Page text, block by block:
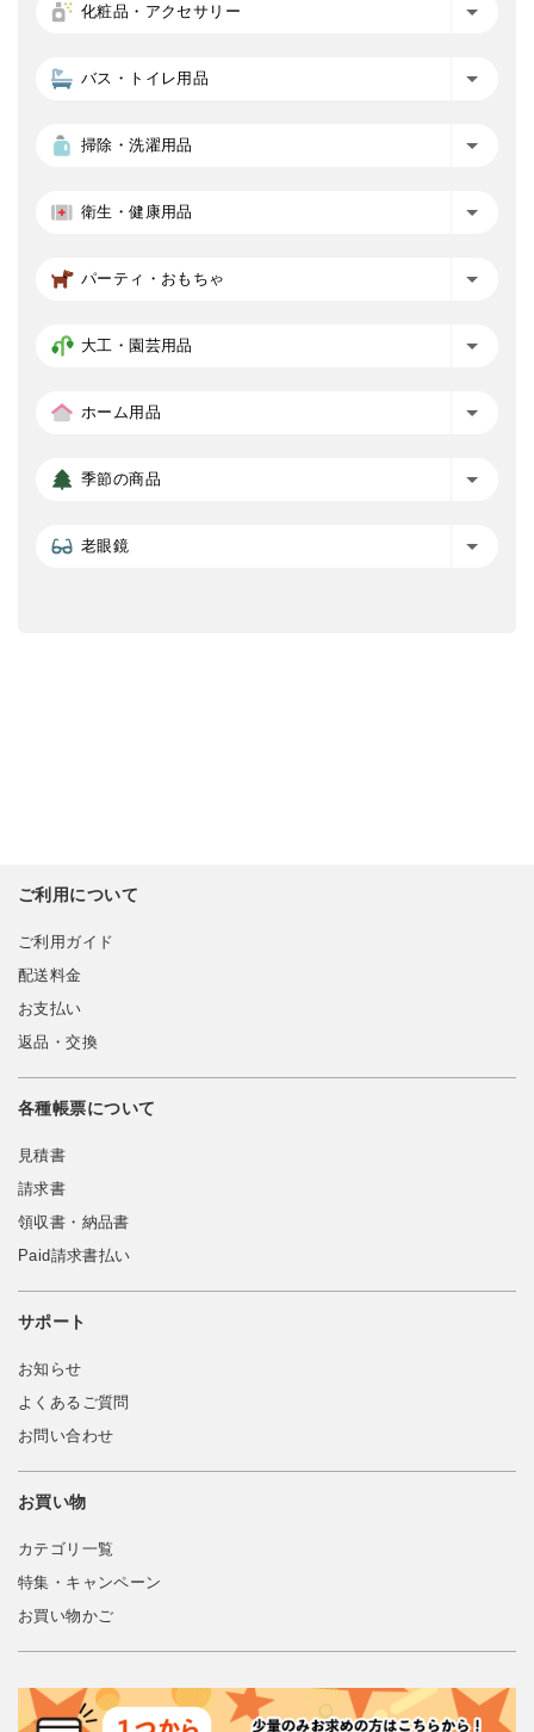
化粧品・アクセサリー
バス・トイレ用品
掃除・洗濯用品
衛生・健康用品
パーティ・おもちゃ
大工・園芸用品
ホーム用品
季節の商品
老眼鏡
ご利用について
ご利用ガイド
配送料金
お支払い
返品・交換
各種帳票について
見積書
請求書
領収書・納品書
Paid請求書払い
サポート
お知らせ
よくあるご質問
お問い合わせ
お買い物
カテゴリ一覧
特集・キャンペーン
お買い物かご